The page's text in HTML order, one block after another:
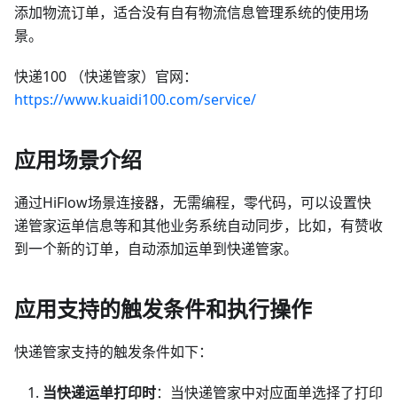
添加物流订单，适合没有自有物流信息管理系统的使用场
景。
快递100 （快递管家）官网：
https://www.kuaidi100.com/service/
应用场景介绍
通过HiFlow场景连接器，无需编程，零代码，可以设置快
递管家运单信息等和其他业务系统自动同步，比如，有赞收
到一个新的订单，自动添加运单到快递管家。
应用支持的触发条件和执行操作
快递管家支持的触发条件如下：
当快递运单打印时：当快递管家中对应面单选择了打印